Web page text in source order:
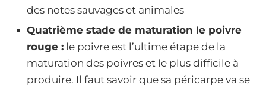
des notes sauvages et animales
Quatrième stade de maturation le poivre
rouge : le poivre est l’ultime étape de la
maturation des poivres et le plus difficile à
produire. Il faut savoir que sa péricarpe va se